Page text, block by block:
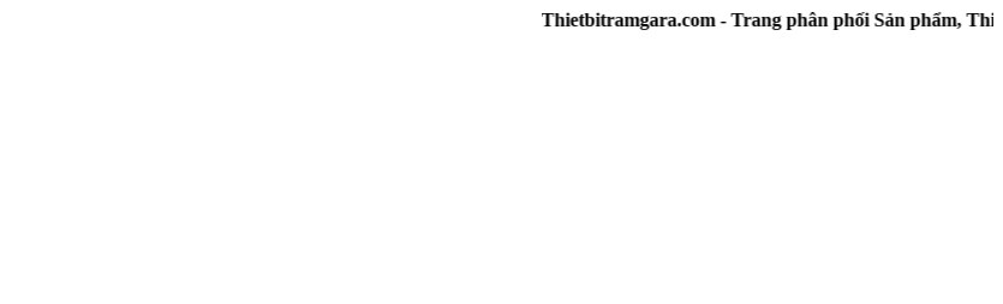
Thietbitramgara.com - Trang phân phối Sản phẩm, Thiết bị